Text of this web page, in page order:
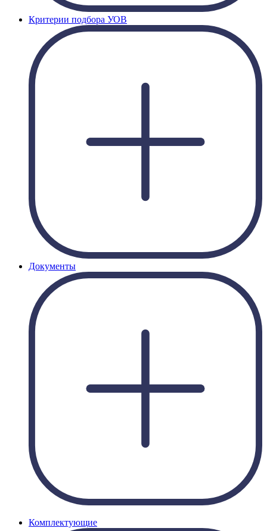
Критерии подбора УОВ
Документы
Комплектующие